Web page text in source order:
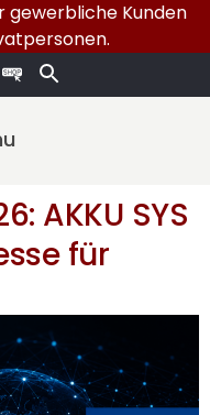
Kunden
AKKU SYS
für